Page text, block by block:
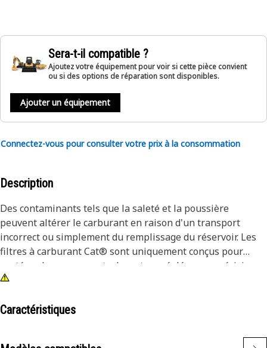
Sera-t-il compatible ?
Ajoutez votre équipement pour voir si cette pièce convient
ou si des options de réparation sont disponibles.
Ajouter un équipement
Connectez-vous pour consulter votre prix à la consommation
Description
Des contaminants tels que la saleté et la poussière
peuvent altérer le carburant en raison d'un transport
incorrect ou simplement du remplissage du réservoir. Les
filtres à carburant Cat® sont uniquement conçus pour
protéger les composants de moteur réglés avec précision
contre les débris susceptibles de les endommager.
Caractéristiques